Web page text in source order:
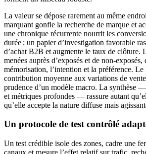
La valeur se dépose rarement au même
marquant gonfle la recherche de marque et
une chronique récurrente nourrit les
durée ; un papier d’investigation favorable
d’achat B2B et augmente le taux de clôture.
menées auprès d’exposés et de non-
mémorisation, l’intention et la préférence.
contribution moyenne aux variations de
prudence d’un modèle macro. La synthèse
et métriques profondes — rassure autant
qu’elle accepte la nature diffuse mais
Un protocole de test contrôlé
Un test crédible isole des zones, cadre une
canaux et mesure l’effet relatif sur trafic,